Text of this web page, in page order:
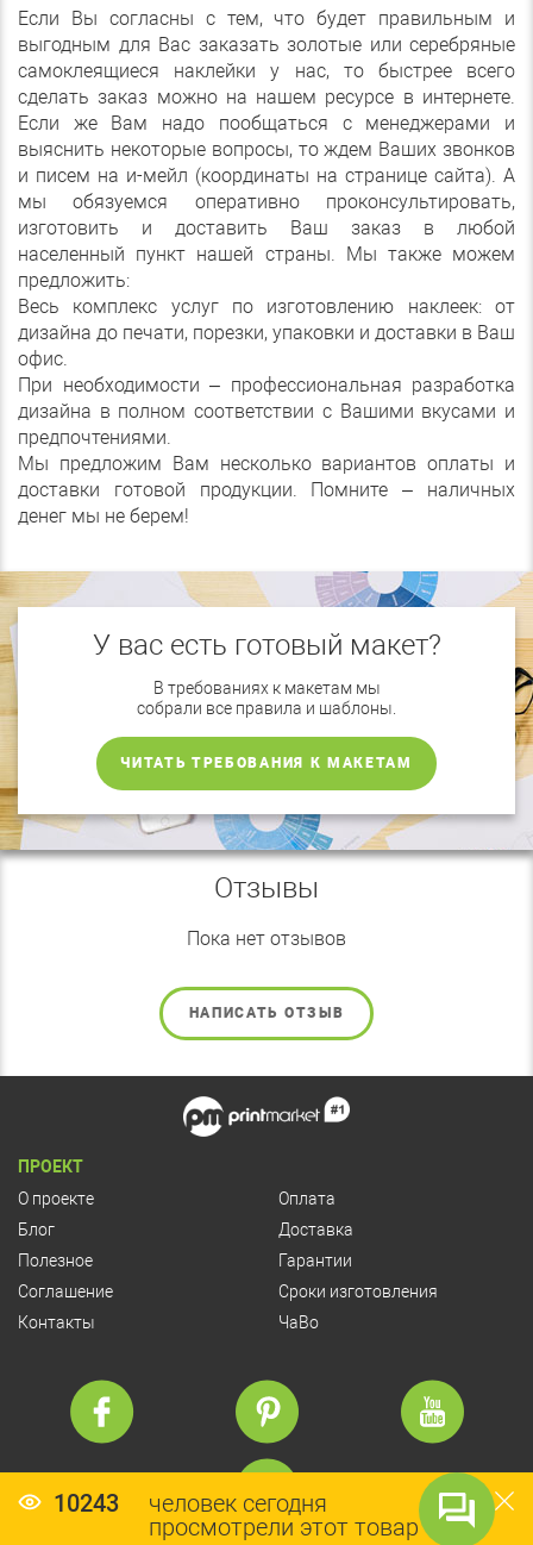
Если Вы согласны с тем, что будет правильным и
выгодным для Вас заказать золотые или серебряные
самоклеящиеся наклейки у нас, то быстрее всего
сделать заказ можно на нашем ресурсе в интернете.
Если же Вам надо пообщаться с менеджерами и
выяснить некоторые вопросы, то ждем Ваших звонков
и писем на и-мейл (координаты на странице сайта). А
мы обязуемся оперативно проконсультировать,
изготовить и доставить Ваш заказ в любой
населенный пункт нашей страны. Мы также можем
предложить:
Весь комплекс услуг по изготовлению наклеек: от
дизайна до печати, порезки, упаковки и доставки в Ваш
офис.
При необходимости – профессиональная разработка
дизайна в полном соответствии с Вашими вкусами и
предпочтениями.
Мы предложим Вам несколько вариантов оплаты и
доставки готовой продукции. Помните – наличных
денег мы не берем!
У вас есть готовый макет?
В требованиях к макетам мы
собрали все правила и шаблоны.
ЧИТАТЬ ТРЕБОВАНИЯ К МАКЕТАМ
Отзывы
Пока нет отзывов
НАПИСАТЬ ОТЗЫВ
10243
человек сегодня
просмотрели этот товар
ПРОЕКТ
О проекте
Блог
Полезное
Соглашение
Контакты
Оплата
Доставка
Гарантии
Сроки изготовления
ЧаВо